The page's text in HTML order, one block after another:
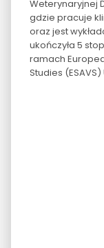
Weterynaryjnej
gdzie pracuje
oraz jest
ukończyła 5
ramach
Studies